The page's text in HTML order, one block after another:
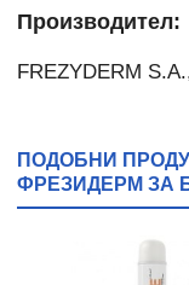
Производител:
FREZYDERM
ПОДОБНИ
ФРЕЗИДЕРМ ЗА